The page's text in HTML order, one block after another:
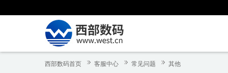
西部数码首页 客服中心 常见问题 其他